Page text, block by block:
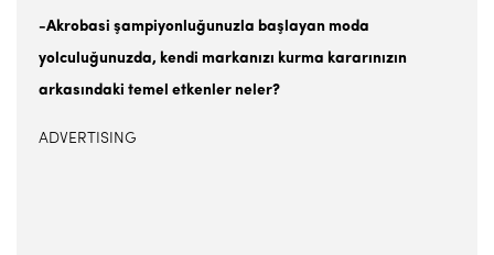
-Akrobasi şampiyonluğunuzla başlayan moda
yolculuğunuzda, kendi markanızı kurma kararınızın
arkasındaki temel etkenler neler?
ADVERTISING